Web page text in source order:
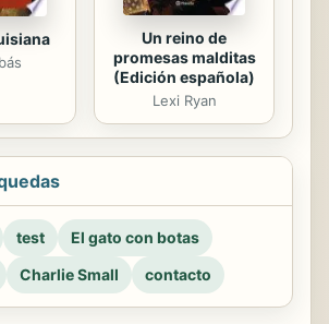
Un reino de
promesas malditas
(Edición española)
Lexi Ryan
test
El gato con botas
Charlie Small contacto